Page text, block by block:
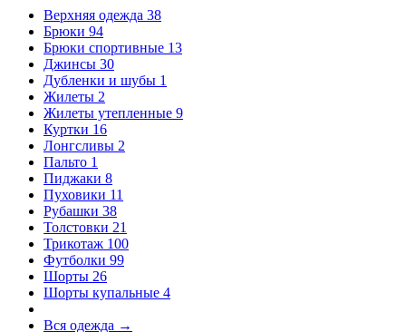
Верхняя одежда 38
Брюки 94
Брюки спортивные 13
Джинсы 30
Дубленки и шубы 1
Жилеты 2
Жилеты утепленные 9
Куртки 16
Лонгсливы 2
Пальто 1
Пиджаки 8
Пуховики 11
Рубашки 38
Толстовки 21
Трикотаж 100
Футболки 99
Шорты 26
Шорты купальные 4
Вся одежда →